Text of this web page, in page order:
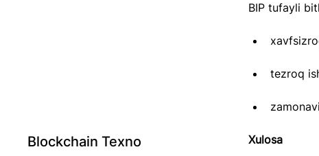
BIP tufayli
tezroq
Xulosa
Blockchain Texno